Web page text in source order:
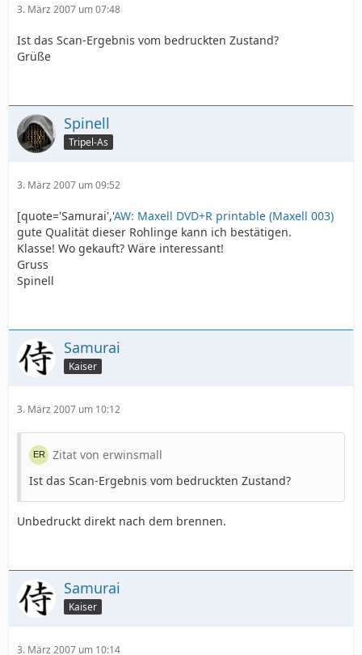
3. März 2007 um 07:48
Ist das Scan-Ergebnis vom bedruckten Zustand?
Grüße
Spinell
Tripel-As
3. März 2007 um 09:52
[quote='Samurai','AW: Maxell DVD+R printable (Maxell 003)
gute Qualität dieser Rohlinge kann ich bestätigen.
Klasse! Wo gekauft? Wäre interessant!
Gruss
Spinell
Samurai
Kaiser
3. März 2007 um 10:12
Zitat von erwinsmall
Ist das Scan-Ergebnis vom bedruckten Zustand?
Unbedruckt direkt nach dem brennen.
Samurai
Kaiser
3. März 2007 um 10:14